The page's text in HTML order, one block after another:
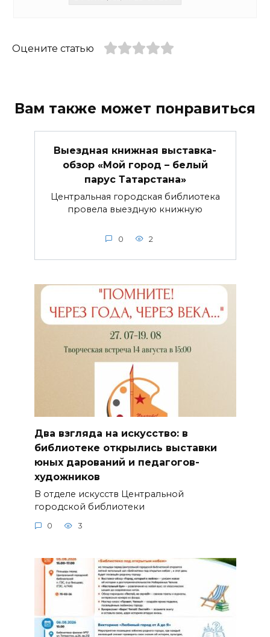
Оцените статью
Вам также может понравиться
Выездная книжная выставка-
обзор «Мой город – белый
парус Татарстана»
Центральная городская библиотека
провела выездную книжную
0 2
Два взгляда на искусство: в
библиотеке открылись выставки
юных дарований и педагогов-
художников
В отделе искусств Центральной
городской библиотеки
0 3